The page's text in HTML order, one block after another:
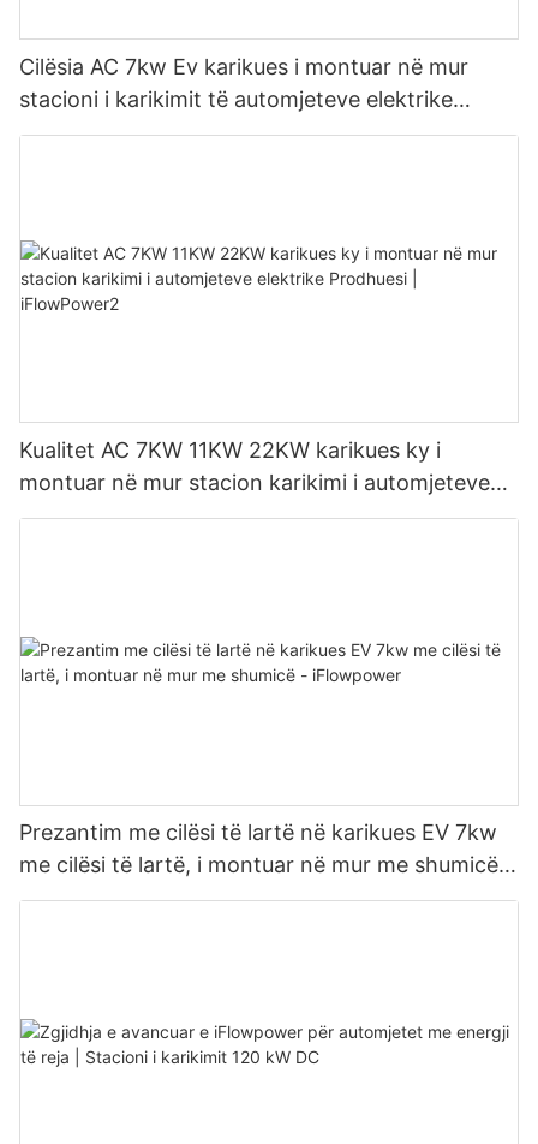
Cilësia AC 7kw Ev karikues i montuar në mur
stacioni i karikimit të automjeteve elektrike
Prodhuesi | iFlowPower3
Kualitet AC 7KW 11KW 22KW karikues ky i
montuar në mur stacion karikimi i automjeteve
elektrike Prodhuesi | iFlowPower2
Prezantim me cilësi të lartë në karikues EV 7kw
me cilësi të lartë, i montuar në mur me shumicë -
iFlowpower